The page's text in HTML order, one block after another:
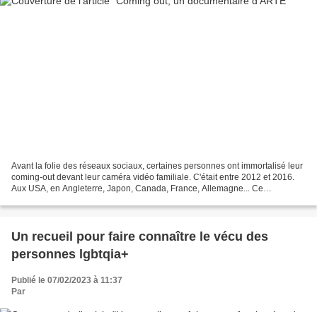
Avant la folie des réseaux sociaux, certaines personnes ont immortalisé leur
coming-out devant leur caméra vidéo familiale. C'était entre 2012 et 2016.
Aux USA, en Angleterre, Japon, Canada, France, Allemagne... Ce
Un recueil pour faire connaître le vécu des
personnes lgbtqia+
Publié le 07/02/2023 à 11:37
Par